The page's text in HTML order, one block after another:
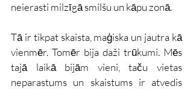
neierasti milzīgā smilšu un kāpu zonā.
Tā ir tikpat skaista, maģiska un jautra kā
vienmēr. Tomēr bija daži trūkumi. Mēs
tajā laikā bijām vieni, taču vietas
neparastums un skaistums ir atvedis